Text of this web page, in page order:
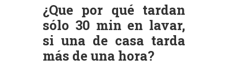
¿Que por qué tardan
sólo 30 min en lavar,
si una de casa tarda
más de una hora?